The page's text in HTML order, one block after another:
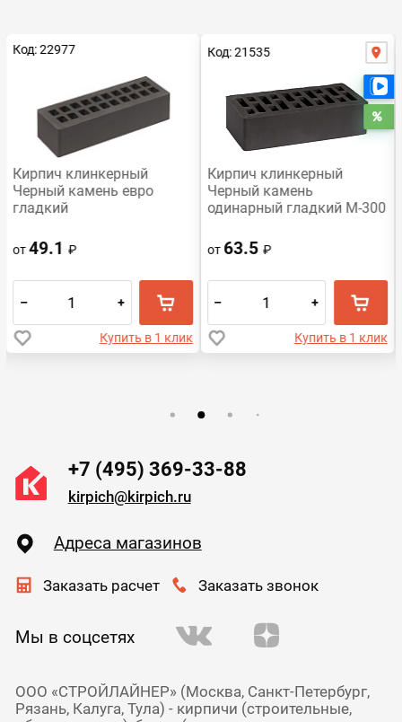
Код: 22977
Кирпич клинкерный
Черный камень евро
гладкий
от49.1₽
– +
Купить в 1 клик
Код: 21535
Кирпич клинкерный
Черный камень
одинарный гладкий М-300
от 63.5₽
– +
Купить в 1 клик
+7 (495) 369-33-88
kirpich@kirpich.ru
Адреса магазинов
Заказать расчет Заказать звонок
Мы в соцсетях
ООО «СТРОЙЛАЙНЕР» (Москва, Санкт-Петербург,
Рязань, Калуга, Тула) - кирпичи (строительные,